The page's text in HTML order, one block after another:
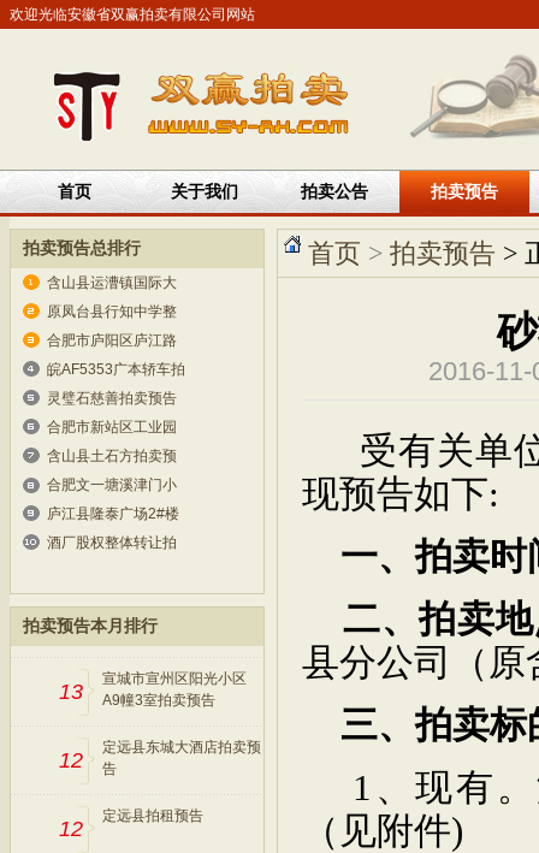
欢迎光临安徽省双赢拍卖有限公司网站
首页 关于我们 拍卖公告 拍卖预告
拍卖预告总排行
含山县运漕镇国际大
原凤台县行知中学整
合肥市庐阳区庐江路
皖AF5353广本轿车拍
灵璧石慈善拍卖预告
合肥市新站区工业园
含山县土石方拍卖预
合肥文一塘溪津门小
庐江县隆泰广场2#楼
酒厂股权整体转让拍
拍卖预告本月排行
13
宣城市宣州区阳光小区
A9幢3室拍卖预告
12
定远县东城大酒店拍卖预
告
12
定远县拍租预告
首页 > 拍卖预告 >
2016-
受有关单
现预告如下:
一、拍卖时
二、拍卖
县分公司（原
三、拍卖标
1 、现有
（见附件)